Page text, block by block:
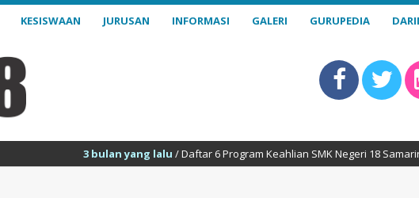
KESISWAAN JURUSAN INFORMASI GALERI GURUPEDIA
3 bulan yang lalu/ Daftar 6 Program Keahlian SMK Negeri 18 Samarinda :